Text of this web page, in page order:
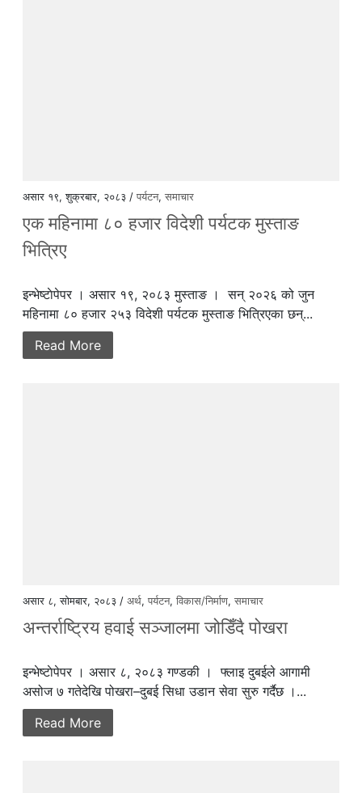
असार १९, शुक्रबार, २०८३ /पर्यटन,समाचार
एक महिनामा ८० हजार विदेशी पर्यटक मुस्ताङ
भित्रिए
इन्भेष्टाेपेपर । असार १९, २०८३ मुस्ताङ । सन् २०२६ को जुन
महिनामा ८० हजार २५३ विदेशी पर्यटक मुस्ताङ भित्रिएका छन्...
Read More
असार ८, सोमबार, २०८३ /अर्थ,पर्यटन,विकास/निर्माण,समाचार
अन्तर्राष्ट्रिय हवाई सञ्जालमा जोडिँदै पोखरा
इन्भेष्टाेपेपर । असार ८, २०८३ गण्डकी । फ्लाइ दुबईले आगामी
असोज ७ गतेदेखि पोखरा–दुबई सिधा उडान सेवा सुरु गर्दैछ ।...
Read More